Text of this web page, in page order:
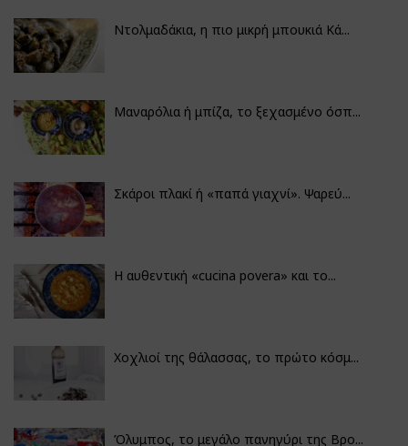
Ντολμαδάκια, η πιο μικρή μπουκιά Κά...
Μαναρόλια ή μπίζα, το ξεχασμένο όσπ...
Σκάροι πλακί ή «παπά γιαχνί». Ψαρεύ...
Η αυθεντική «cucina povera» και το...
Χοχλιοί της θάλασσας, το πρώτο κόσμ...
Όλυμπος, το μεγάλο πανηγύρι της Βρο...